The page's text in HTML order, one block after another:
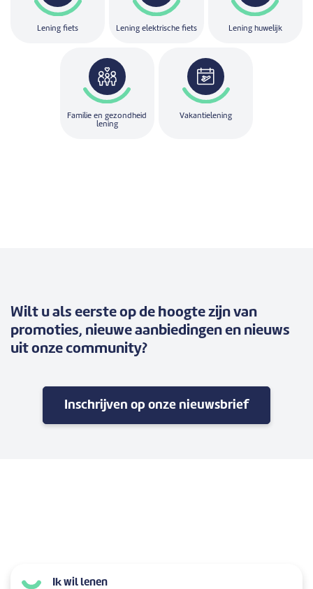
Lening fiets Lening elektrische fiets Lening huwelijk
Familie en gezondheid
lening
Vakantielening
Wilt u als eerste op de hoogte zijn van
promoties, nieuwe aanbiedingen en nieuws
uit onze community?
Inschrijven op onze nieuwsbrief
Ik wil lenen